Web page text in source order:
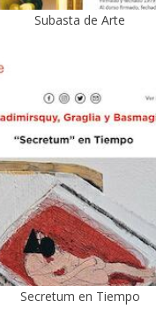
Subasta de Arte
Secretum en Tiempo